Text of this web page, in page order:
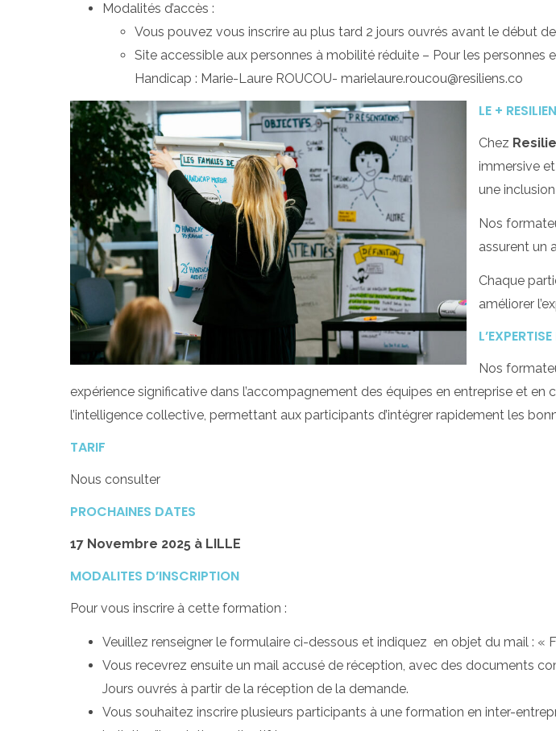
Modalités d’accès :
Vous pouvez vous inscrire au plus tard 2 jours ouvrés avant le début
Site accessible aux personnes à mobilité réduite – Pour les
Handicap : Marie-Laure ROUCOU- marielaure.roucou@resiliens.co
LE +
Chez
immersive
une
Nos
assurent un
Chaque
améliorer
Nos
expérience significative dans l’accompagnement des équipes en entreprise et
l’intelligence collective, permettant aux participants d’intégrer rapidement les
TARIF
Nous consulter
PROCHAINES DATES
17 Novembre 2025 à LILLE
MODALITES D’INSCRIPTION
Pour vous inscrire à cette formation :
Veuillez renseigner le formulaire ci-dessous et indiquez en objet du mail : «
Vous recevrez ensuite un mail accusé de réception, avec des documents
Jours ouvrés à partir de la réception de la demande.
Vous souhaitez inscrire plusieurs participants à une formation en inter-